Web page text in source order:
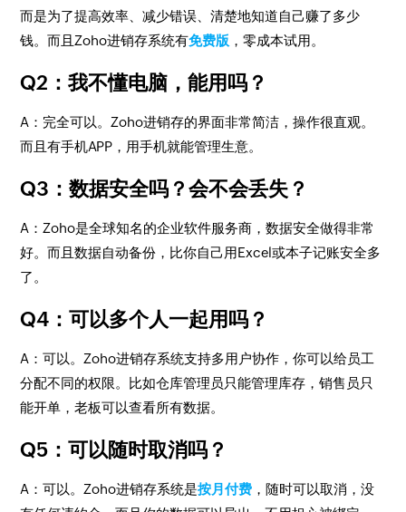
而是为了提高效率、减少错误、清楚地知道自己赚了多少
钱。而且Zoho进销存系统有免费版 ，零成本试用。
Q2：我不懂电脑，能用吗？
A：完全可以。Zoho进销存的界面非常简洁，操作很直观。
而且有手机APP，用手机就能管理生意。
Q3：数据安全吗？会不会丢失？
A：Zoho是全球知名的企业软件服务商，数据安全做得非常
好。而且数据自动备份，比你自己用Excel或本子记账安全多
了。
Q4：可以多个人一起用吗？
A：可以。Zoho进销存系统支持多用户协作，你可以给员工
分配不同的权限。比如仓库管理员只能管理库存，销售员只
能开单，老板可以查看所有数据。
Q5：可以随时取消吗？
A：可以。Zoho进销存系统是按月付费 ，随时可以取消，没